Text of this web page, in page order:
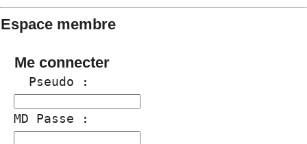
Espace membre
Me connecter
  Pseudo :
MD Passe :